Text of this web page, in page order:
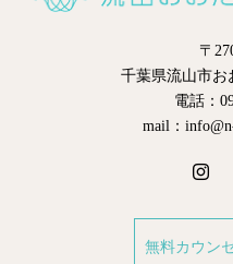
〒
千葉県流山市お
電話：
mail：
無料カウン